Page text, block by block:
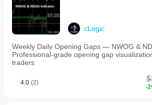
cLogic
Weekly Daily Opening Gaps — NWOG &
Professional-grade opening gap
traders
4.0 (2)
-